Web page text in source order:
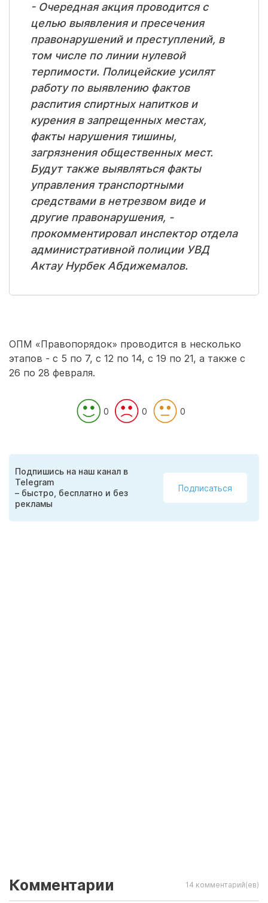
- Очередная акция проводится с
целью выявления и пресечения
правонарушений и преступлений, в
том числе по линии нулевой
терпимости. Полицейские усилят
работу по выявлению фактов
распития спиртных напитков и
курения в запрещенных местах,
факты нарушения тишины,
загрязнения общественных мест.
Будут также выявляться факты
управления транспортными
средствами в нетрезвом виде и
другие правонарушения, -
прокомментировал инспектор отдела
административной полиции УВД
Актау Нурбек Абдижемалов.
ОПМ «Правопорядок» проводится в несколько
этапов - с 5 по 7, с 12 по 14, с 19 по 21, а также с
26 по 28 февраля.
0 0 0
Подпишись на наш канал в
Telegram
– быстро, бесплатно и без
рекламы
Подписаться
Комментарии 14 комментарий(ев)